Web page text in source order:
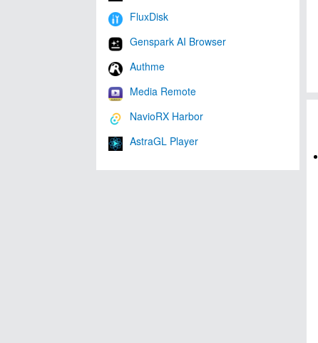
FluxDisk
Genspark AI Browser
Authme
Media Remote
NavioRX Harbor
AstraGL Player